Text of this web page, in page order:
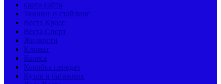
карта сайта
Тюнинг и стайлинг
Веста Кросс
Веста Спорт
Жидкости
Климат
Колеса
Коробка передач
Кузов и багажник